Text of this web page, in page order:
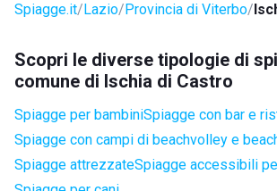
Spiagge.it Lazio Provincia di Viterbo
Scopri le diverse tipologie di
comune di Ischia di Castro
Spiagge per bambiniSpiagge con bar e
Spiagge con campi di beachvolley e
Spiagge attrezzateSpiagge accessibili